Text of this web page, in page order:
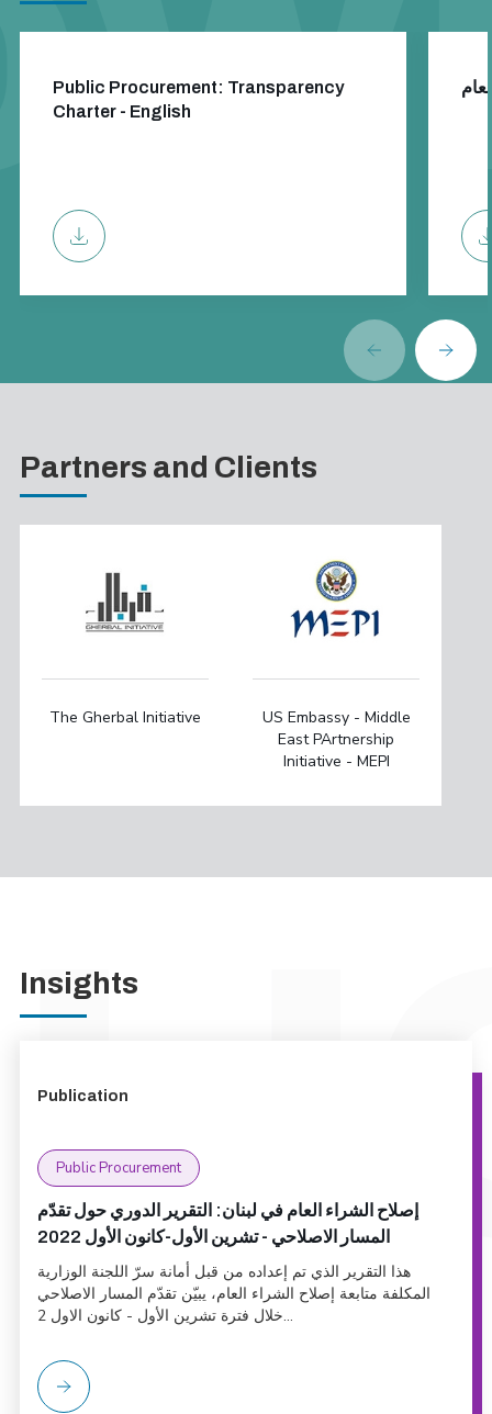
Public Procurement: Transparency
Charter - English
Partners and Clients
The Gherbal Initiative
US Embassy - Middle
East PArtnership
Initiative - MEPI
Insights
Publication
Public Procurement
إصلاح الشراء العام في لبنان: التقرير الدوري حول تقدّم
المسار الاصلاحي - تشرين الأول-كانون الأول 2022
هذا التقرير الذي تم إعداده من قبل أمانة سرّ اللجنة الوزارية
المكلفة متابعة إصلاح الشراء العام، يبيّن تقدّم المسار الاصلاحي
خلال فترة تشرين الأول - كانون الاول 2...